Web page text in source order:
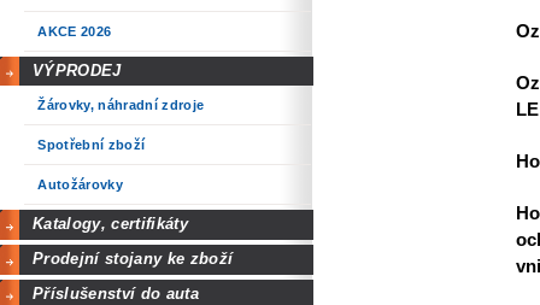
AKCE 2026
VÝPRODEJ
Žárovky, náhradní zdroje
Spotřební zboží
Autožárovky
Katalogy, certifikáty
Prodejní stojany ke zboží
Příslušenství do auta